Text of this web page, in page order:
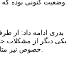
بدری ادامه داد: از
یکی دیگر از مشکلات